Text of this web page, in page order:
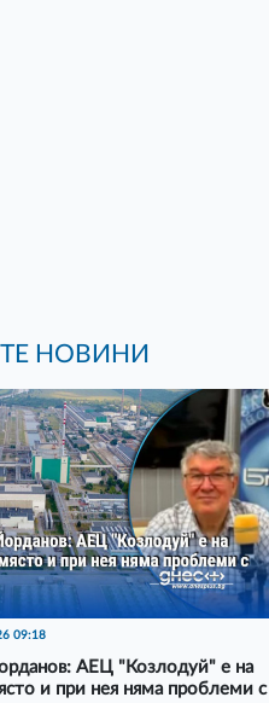
НОВИНИ
09:18
АЕЦ "Козлодуй" е на
и при нея няма проблеми с